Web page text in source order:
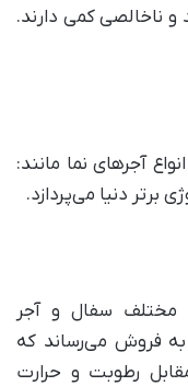
ناخالصی کمی دارند.
آجر‌های نما مانند:
برتر دنیا می‌پردازد.
مختلف سفال و آجر
به فروش می‌رساند که
رطوبت و حرارت